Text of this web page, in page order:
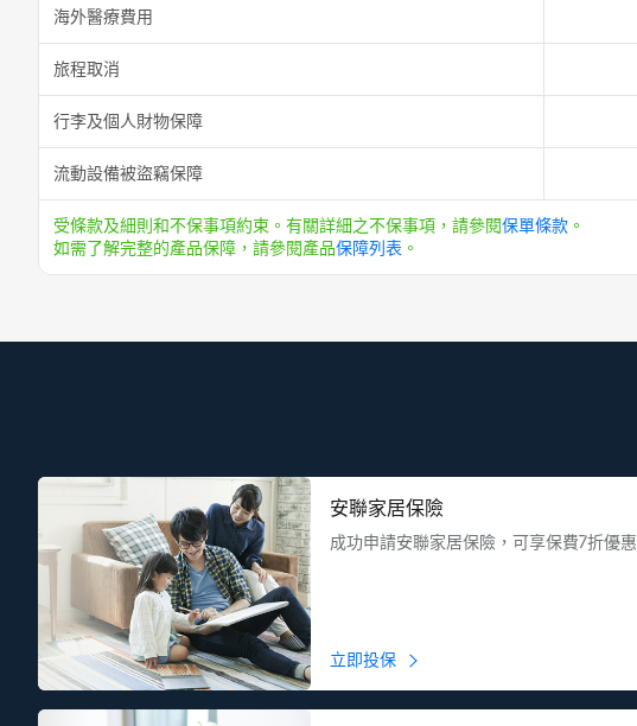
海外醫療費用
旅程取消
行李及個人財物保障
流動設備被盜竊保障
受條款及細則和不保事項約束。有關詳細之不保事項，請參閱保單條款 。
如需了解完整的產品保障，請參閱產品保障列表 。
安聯家居保險
成功申請安聯家居保險，可享保費7折優惠
立即投保